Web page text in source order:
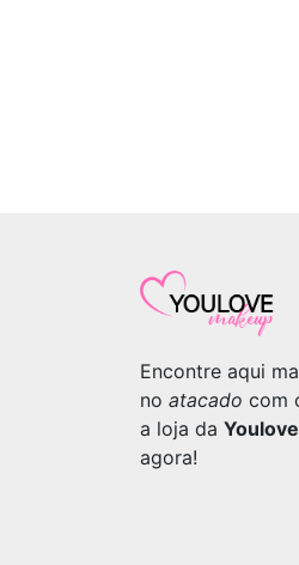
Encontre aqui
no atacado com
a loja da
agora!